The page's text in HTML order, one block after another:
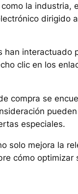
la industria,
han
clic en los
compra se
especiales.
solo mejora la
cómo